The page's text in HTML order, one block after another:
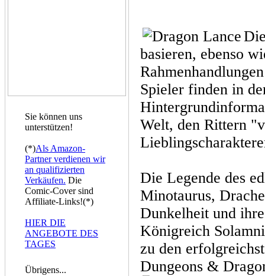
Sie können uns
unterstützen!
(*)Als Amazon-
Partner verdienen wir
an qualifizierten
Verkäufen. Die
Comic-Cover sind
Affiliate-Links!(*)
HIER DIE
ANGEBOTE DES
TAGES
Übrigens...
basieren, ebenso
Spieler finden in
Welt, den Rittern
Die Legende des
Minotaurus,
Dunkelheit und
Königreich
zu den
Dungeons &